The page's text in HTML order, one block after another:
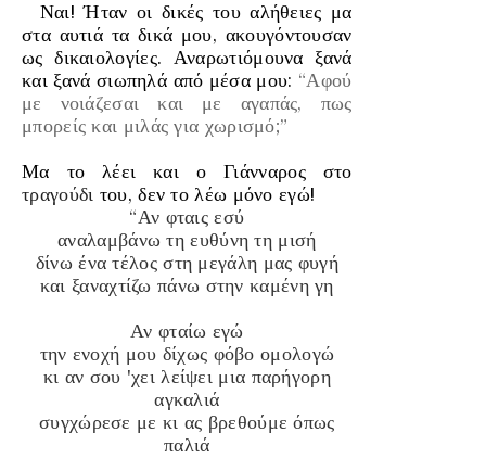
Ναι! Ήταν οι δικές του αλήθειες μα
στα αυτιά τα δικά μου, ακουγόντουσαν
ως δικαιολογίες. Αναρωτιόμουνα ξανά
και ξανά σιωπηλά από μέσα μου: “Αφού
με νοιάζεσαι και με αγαπάς, πως
μπορείς και μιλάς για χωρισμό;”
Μα το λέει και ο Γιάνναρος στο
τραγούδι του, δεν το λέω μόνο εγώ!
“Αν φταις εσύ
αναλαμβάνω τη ευθύνη τη μισή
δίνω ένα τέλος στη μεγάλη μας φυγή
και ξαναχτίζω πάνω στην καμένη γη
Αν φταίω εγώ
την ενοχή μου δίχως φόβο ομολογώ
κι αν σου 'χει λείψει μια παρήγορη
αγκαλιά
συγχώρεσε με κι ας βρεθούμε όπως
παλιά